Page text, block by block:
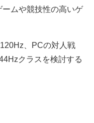
ムや競技性の高いゲ
、PCの対人戦
クラスを検討する